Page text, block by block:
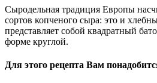
Сыродельная традиция Европы
сортов копченого сыра: это и
представляет собой квадратный
форме круглой.
Для этого рецепта Вам